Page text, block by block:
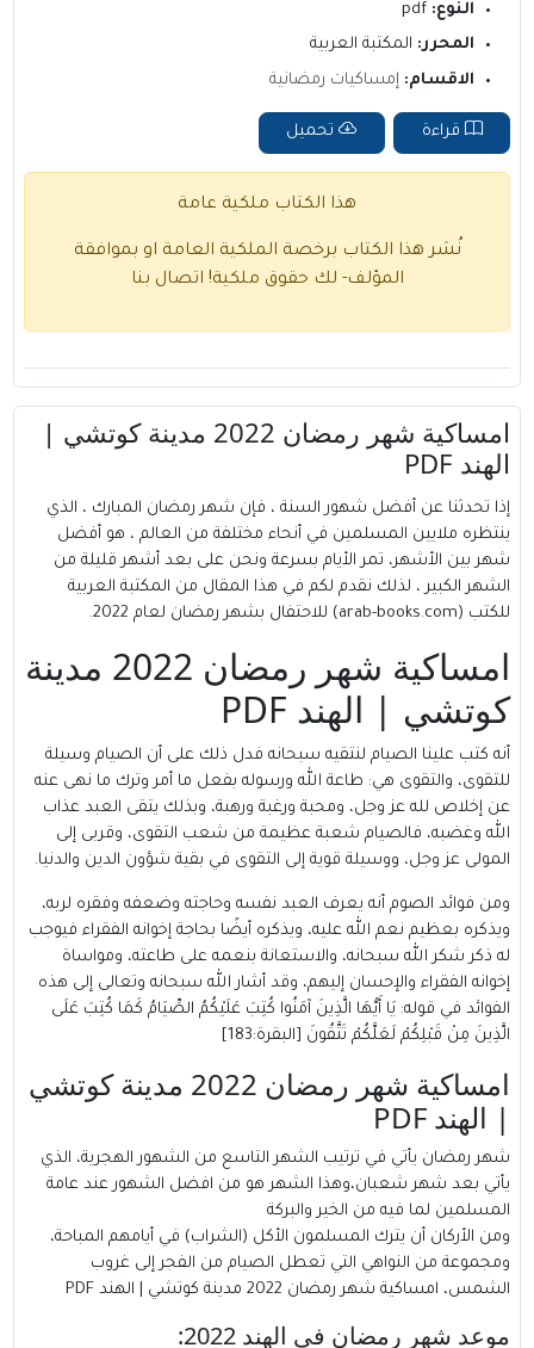
النوع:
المحرر: المكتبة العربية
الاقسام: إمساكيات رمضانية
قراءة تحميل
هذا الكتاب ملكية عامة
نُشر هذا الكتاب برخصة الملكية العامة او بموافقة
المؤلف- لك حقوق ملكية! اتصال بنا
امساكية شهر رمضان 2022 مدينة كوتشي |
الهند PDF
إذا تحدثنا عن أفضل شهور السنة ، فإن شهر رمضان المبارك ، الذي
ينتظره ملايين المسلمين في أنحاء مختلفة من العالم ، هو أفضل
شهر بين الأشهر، تمر الأيام بسرعة ونحن على بعد أشهر قليلة من
الشهر الكبير ، لذلك نقدم لكم في هذا المقال من المكتبة العربية
للكتب (arab-books.com)
للاحتفال بشهر رمضان لعام 2022.
امساكية شهر رمضان 2022 مدينة
كوتشي | الهند PDF
أنه كتب علينا الصيام لنتقيه سبحانه فدل ذلك على أن الصيام وسيلة
للتقوى، والتقوى هي: طاعة الله ورسوله بفعل ما أمر وترك ما نهى عنه
عن إخلاص لله عز وجل، ومحبة ورغبة ورهبة، وبذلك يتقى العبد عذاب
الله وغضبه، فالصيام شعبة عظيمة من شعب التقوى، وقربى إلى
المولى عز وجل، ووسيلة قوية إلى التقوى في بقية شؤون الدين والدنيا.
ومن فوائد الصوم أنه يعرف العبد نفسه وحاجته وضعفه وفقره لربه،
ويذكره بعظيم نعم الله عليه، ويذكره أيضًا بحاجة إخوانه الفقراء فيوجب
له ذكر شكر الله سبحانه، والاستعانة بنعمه على طاعته، ومواساة
إخوانه الفقراء والإحسان إليهم، وقد أشار الله سبحانه وتعالى إلى هذه
الفوائد في قوله: يَا أَيُّهَا الَّذِينَ آمَنُوا كُتِبَ عَلَيْكُمُ الصِّيَامُ كَمَا كُتِبَ عَلَى
الَّذِينَ مِنْ قَبْلِكُمْ لَعَلَّكُمْ تَتَّقُونَ [البقرة:183]
امساكية شهر رمضان 2022 مدينة كوتشي
| الهند PDF
شهر رمضان يأتي في ترتيب الشهر التاسع من الشهور الهجرية، الذي
يأتي بعد شهر شعبان،وهذا الشهر هو من افضل الشهور عند عامة
المسلمين لما فيه من الخير والبركة
ومن الأركان أن يترك المسلمون الأكل (الشراب) في أيامهم المباحة،
ومجموعة من النواهي التي تعطل الصيام من الفجر إلى غروب
الشمس، امساكية شهر رمضان 2022 مدينة كوتشي | الهند PDF
موعد شهر رمضان في الهند 2022: